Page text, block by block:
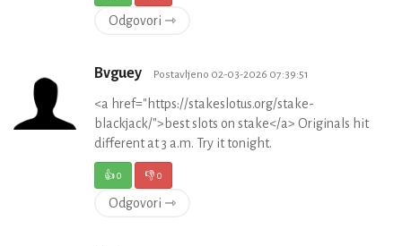
Odgovori ⇾
Bvguey Postavljeno 02-03-2026 07:39:51
<a href="https://stakeslotus.org/stake-
blackjack/">best slots on stake</a> Originals hit
different at 3 a.m. Try it tonight.
👍0 👎0
Odgovori ⇾